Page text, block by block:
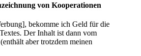
von Kooperationen
bekomme ich Geld für die
Der Inhalt ist dann vom
aber trotzdem meinen